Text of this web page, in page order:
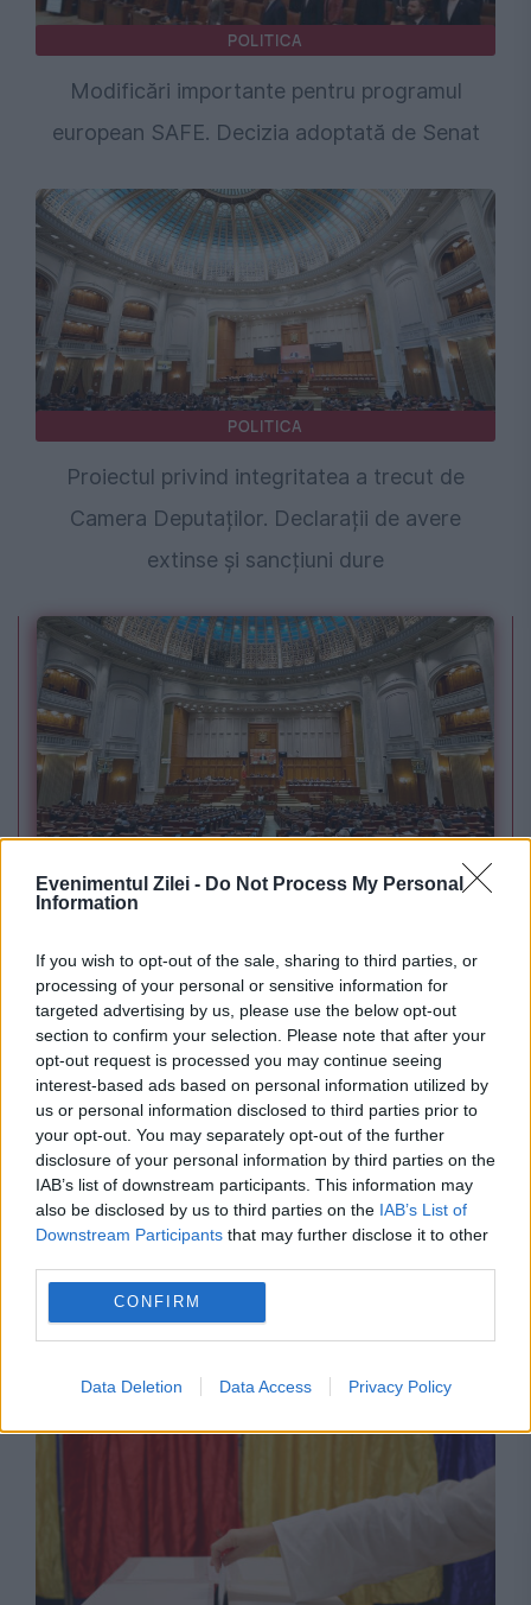
Evenimentul Zilei - Do Not Process My Personal
Information
If you wish to opt-out of the sale, sharing to third parties, or
processing of your personal or sensitive information for
targeted advertising by us, please use the below opt-out
section to confirm your selection. Please note that after your
opt-out request is processed you may continue seeing
interest-based ads based on personal information utilized by
us or personal information disclosed to third parties prior to
your opt-out. You may separately opt-out of the further
disclosure of your personal information by third parties on the
IAB’s list of downstream participants. This information may
also be disclosed by us to third parties on the IAB’s List of
Downstream Participants that may further disclose it to other
CONFIRM
Data Deletion Data Access Privacy Policy
POLITICA
Modificări importante pentru programul
european SAFE. Decizia adoptată de Senat
POLITICA
Proiectul privind integritatea a trecut de
Camera Deputaților. Declarații de avere
extinse și sancțiuni dure
Sorin Grindeanu: Parlamentul a evitat
deblocat 16,7 miliarde din SAFE
SOCIAL
Cum se cumulează anii lucrați în diaspora.
Regula care poate deschide dreptul la pensie